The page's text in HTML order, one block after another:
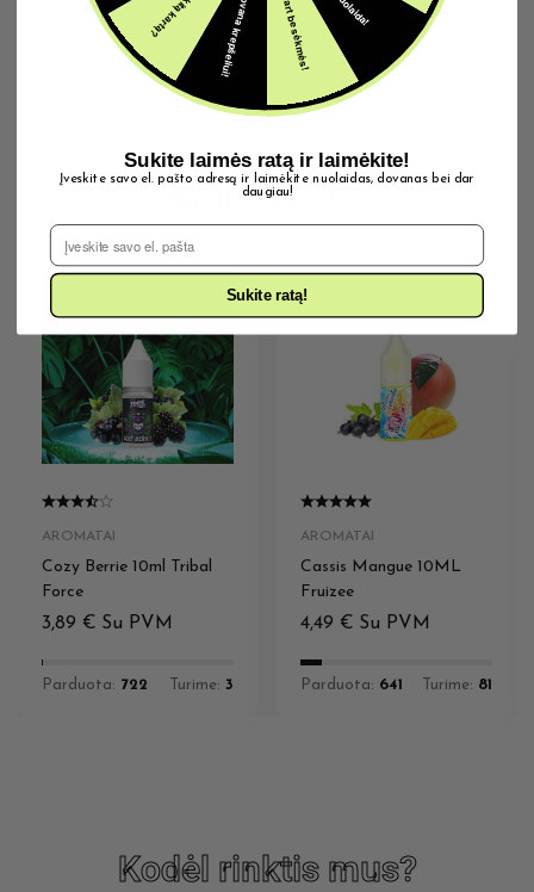
– Puikiai atgaivina skonį tarp desertinių ar mentolio
– Tinka trumpoms sesijoms ir greitoms pertraukoms be
Susijusios prekės
AROMATAI
Cozy Berrie 10ml Tribal
Force
3,89 € Su PVM
Parduota: 722 Turime: 3
AROMATAI
Cassis Mangue 10ML
Fruizee
4,49 € Su PVM
Parduota: 641 Turime: 81
Kodėl rinktis mus?
Šįkart be sėkmės!
5€ dovana krepšeliui!
Sukite laimės ratą ir laimėkite!
Įveskite savo el. pašto adresą ir laimėkite nuolaidas, dovanas bei dar
daugiau!
El. Pašto adresas
Sukite ratą!